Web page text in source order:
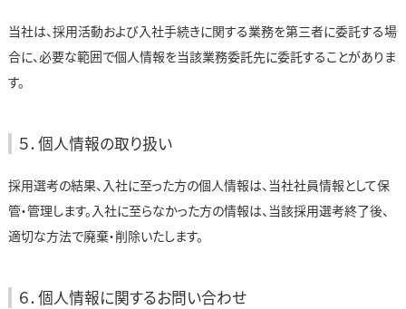
当社は、採用活動および入社手続きに関する業務を第三者に委託する場
合に、必要な範囲で個人情報を当該業務委託先に委託することがありま
す。
５．個人情報の取り扱い
採用選考の結果、入社に至った方の個人情報は、当社社員情報として保
管・管理します。入社に至らなかった方の情報は、当該採用選考終了後、
適切な方法で廃棄・削除いたします。
６．個人情報に関するお問い合わせ